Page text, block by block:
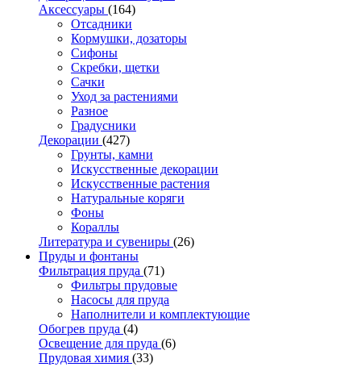
Аксессуары (164)
Отсадники
Кормушки, дозаторы
Сифоны
Скребки, щетки
Сачки
Уход за растениями
Разное
Градусники
Декорации (427)
Грунты, камни
Искусственные декорации
Искусственные растения
Натуральные коряги
Фоны
Кораллы
Литература и сувениры (26)
Пруды и фонтаны
Фильтрация пруда (71)
Фильтры прудовые
Насосы для пруда
Наполнители и комплектующие
Обогрев пруда (4)
Освещение для пруда (6)
Прудовая химия (33)